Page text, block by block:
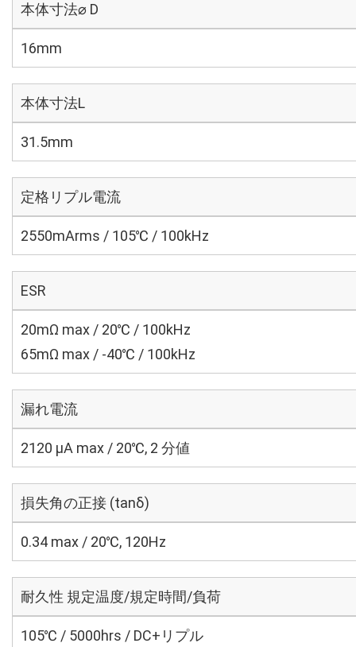
本体寸法⌀ D
16mm
本体寸法L
31.5mm
定格リプル電流
2550mArms / 105℃ / 100kHz
ESR
20mΩ max / 20℃ / 100kHz
65mΩ max / -40℃ / 100kHz
漏れ電流
2120 μA max / 20℃, 2 分値
損失角の正接 (tanδ)
0.34 max / 20℃, 120Hz
耐久性 規定温度/規定時間/負荷
105℃ / 5000hrs / DC+リプル